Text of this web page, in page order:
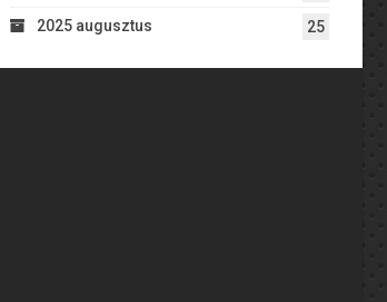
2025 augusztus 25